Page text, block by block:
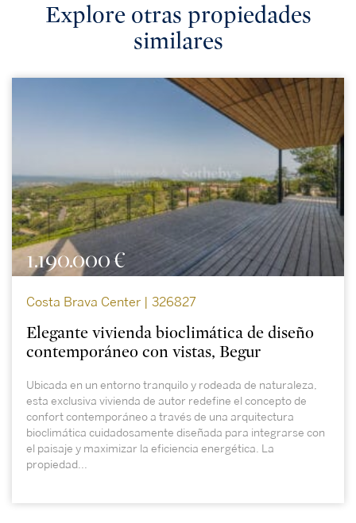
Explore otras propiedades
similares
1.190.000 €
Costa Brava Center | 326827
Elegante vivienda bioclimática de diseño
contemporáneo con vistas, Begur
Ubicada en un entorno tranquilo y rodeada de naturaleza,
esta exclusiva vivienda de autor redefine el concepto de
confort contemporáneo a través de una arquitectura
bioclimática cuidadosamente diseñada para integrarse con
el paisaje y maximizar la eficiencia energética. La
propiedad...